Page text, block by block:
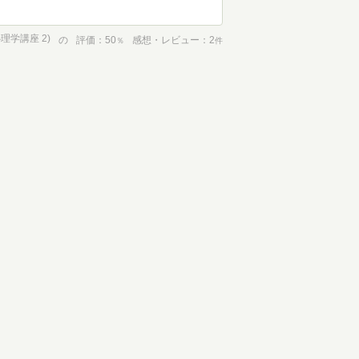
学講座 2) の 評価 50 ％ 感想・レビュー 2件